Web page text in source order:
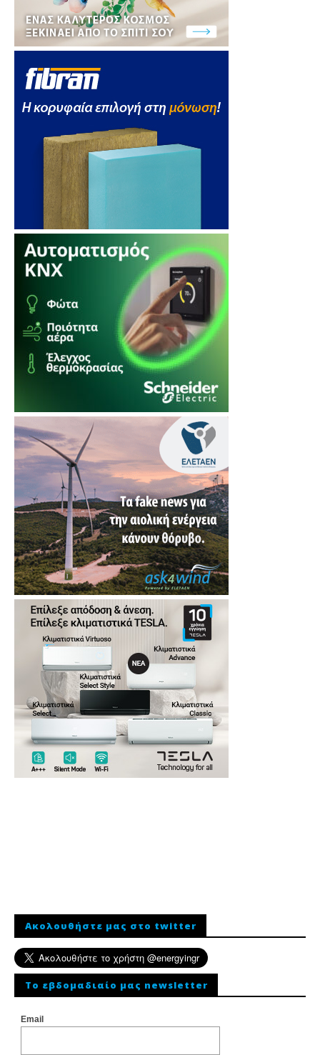
Ακολουθήστε μας στο twitter
To εβδομαδιαίο μας newsletter
Email